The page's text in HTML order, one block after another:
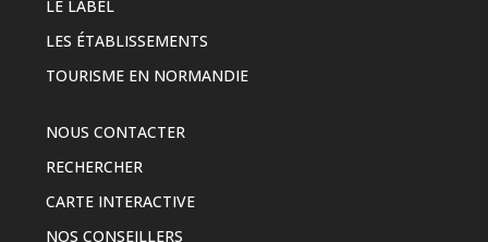
LE LABEL
LES ÉTABLISSEMENTS
TOURISME EN NORMANDIE
NOUS CONTACTER
RECHERCHER
CARTE INTERACTIVE
NOS CONSEILLERS